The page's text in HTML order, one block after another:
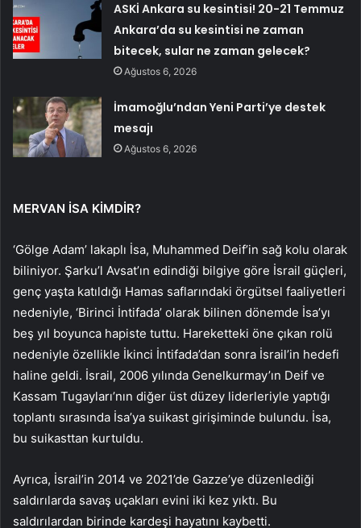
ASKİ Ankara su kesintisi! 20-21 Temmuz
Ankara’da su kesintisi ne zaman
bitecek, sular ne zaman gelecek?
Ağustos 6, 2026
İmamoğlu’ndan Yeni Parti’ye destek
mesajı
Ağustos 6, 2026
MERVAN İSA KİMDİR?
‘Gölge Adam’ lakaplı İsa, Muhammed Deif’in sağ kolu olarak
biliniyor. Şarku’l Avsat’ın edindiği bilgiye göre İsrail güçleri,
genç yaşta katıldığı Hamas saflarındaki örgütsel faaliyetleri
nedeniyle, ‘Birinci İntifada’ olarak bilinen dönemde İsa’yı
beş yıl boyunca hapiste tuttu. Hareketteki öne çıkan rolü
nedeniyle özellikle İkinci İntifada’dan sonra İsrail’in hedefi
haline geldi. İsrail, 2006 yılında Genelkurmay’ın Deif ve
Kassam Tugayları’nın diğer üst düzey liderleriyle yaptığı
toplantı sırasında İsa’ya suikast girişiminde bulundu. İsa,
bu suikasttan kurtuldu.
Ayrıca, İsrail’in 2014 ve 2021’de Gazze’ye düzenlediği
saldırılarda savaş uçakları evini iki kez yıktı. Bu
saldırılardan birinde kardeşi hayatını kaybetti.